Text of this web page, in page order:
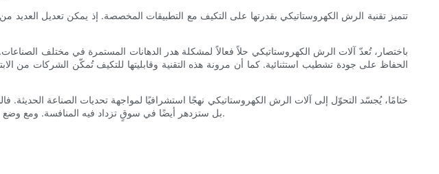
تتميز تقنية الرش الكهروستاتيكي بقدرتها على التكيف مع التطبيقات المخصصة. إذ يمكن تعديل العديد
باختصار، تُعدّ آلات الرش الكهروستاتيكي حلاً فعالاً لمشكلة هدر الدهانات المستمرة في مختلف الصناعات.
الحفاظ على جودة تشطيب استثنائية. كما أن مرونة هذه التقنية وقابليتها للتكيف تُمكّن الشركات من
ختامًا، يُجسّد التحوّل إلى آلات الرش الكهروستاتيكي نهجًا استشرافيًا لمواجهة تحديات الصناعة الحديثة.
بل ستزدهر أيضًا في سوقٍ تزداد فيه المنافسة. ومع وضع الاستدامة والكفاءة في صميم عملياتها، تتاح للشركات فرصةٌ لإعادة تعريف معاييرها التشغيلية وتحقيق أقصى إمكاناتها.